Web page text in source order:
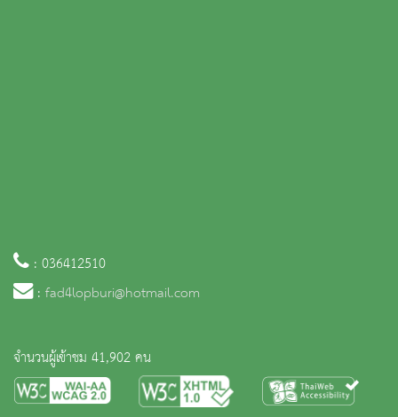
: 036412510
: fad4lopburi@hotmail.com
จำนวนผู้เข้าชม 41,902 คน